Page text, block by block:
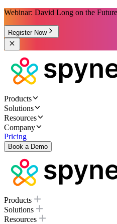
Webinar: David Long on the
Register Now
Products
Solutions
Resources
Company
Pricing
Book a Demo
Products
Solutions
Resources